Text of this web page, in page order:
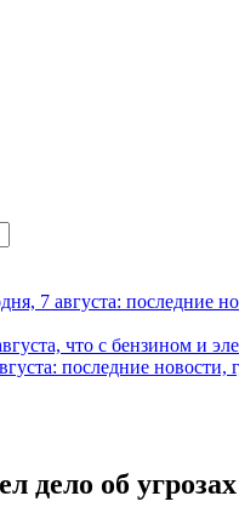
7 августа: последние
что с бензином и
последние новости,
дело об